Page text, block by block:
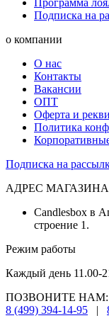
Программа
Подписка на
о компании
О нас
Контакты
Вакансии
ОПТ
Оферта и
Политика
Подписка на
АДРЕС
Candlesbox в
строение 1.
Режим работы
Каждый день 11.00-
ПОЗВОНИТЕ НАМ:
8 (499) 394-14-95
|